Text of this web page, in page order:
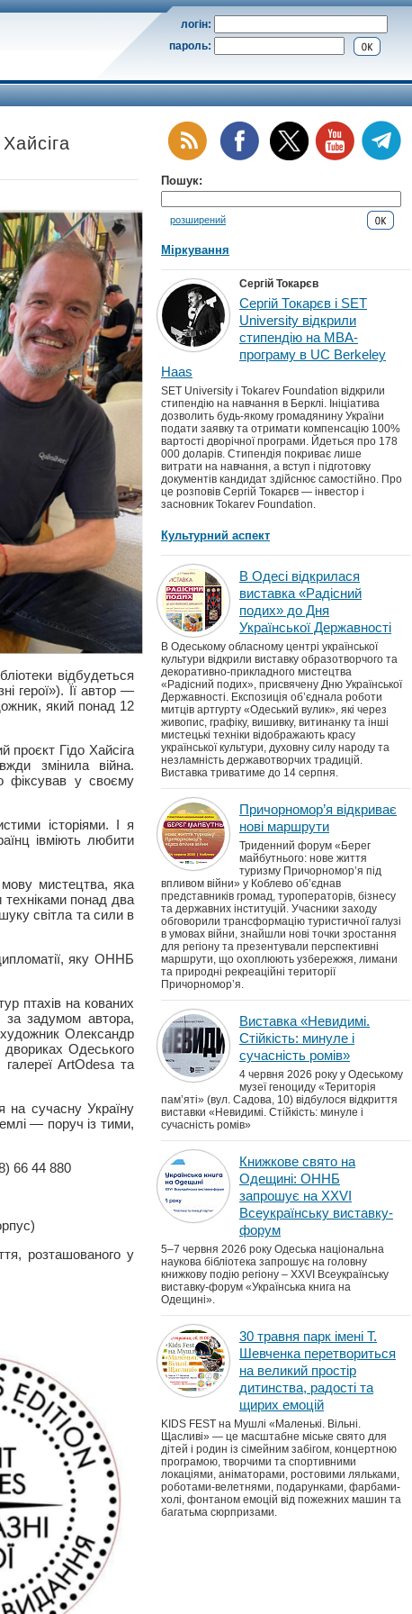
логін:
пароль:
відбудеться
герої»). Її автор —
який понад 12
проєкт Гідо Хайсіга
змінила війна.
фіксував у своєму
історіями. І я
івміють любити
мистецтва, яка
понад два
світла та сили в
яку ОННБ
птахів на кованих
за задумом автора,
Олександр
двориках Одеського
галереї ArtOdesa та
на сучасну Україну
— поруч із тими,
66 44 880
розташованого у
Пошук:
розширений
Міркування
Сергій Токарєв
Сергій Токарєв і SET
University відкрили
стипендію на MBA-
програму в UC Berkeley
Haas
SET University і Tokarev Foundation відкрили
стипендію на навчання в Берклі. Ініціатива
дозволить будь-якому громадянину України
подати заявку та отримати компенсацію 100%
вартості дворічної програми. Йдеться про 178
000 доларів. Стипендія покриває лише
витрати на навчання, а вступ і підготовку
документів кандидат здійснює самостійно. Про
це розповів Сергій Токарєв — інвестор і
засновник Tokarev Foundation.
Культурний аспект
В Одесі відкрилася
виставка «Радісний
подих» до Дня
Української Державності
В Одеському обласному центрі української
культури відкрили виставку образотворчого та
декоративно-прикладного мистецтва
«Радісний подих», присвячену Дню Української
Державності. Експозиція об’єднала роботи
митців артгурту «Одеський вулик», які через
живопис, графіку, вишивку, витинанку та інші
мистецькі техніки відображають красу
української культури, духовну силу народу та
незламність державотворчих традицій.
Виставка триватиме до 14 серпня.
Причорномор’я відкриває
нові маршрути
Триденний форум «Берег
майбутнього: нове життя
туризму Причорномор’я під
впливом війни» у Коблево об’єднав
представників громад, туроператорів, бізнесу
та державних інституцій. Учасники заходу
обговорили трансформацію туристичної галузі
в умовах війни, знайшли нові точки зростання
для регіону та презентували перспективні
маршрути, що охоплюють узбережжя, лимани
та природні рекреаційні території
Причорномор’я.
Виставка «Невидимі.
Стійкість: минуле і
сучасність ромів»
4 червня 2026 року у Одеському
музеї геноциду «Територія
пам’яті» (вул. Садова, 10) відбулося відкриття
виставки «Невидимі. Стійкість: минуле і
сучасність ромів»
Книжкове свято на
Одещині: ОННБ
запрошує на XXVI
Всеукраїнську виставку-
форум
5–7 червня 2026 року Одеська національна
наукова бібліотека запрошує на головну
книжкову подію регіону – XXVI Всеукраїнську
виставку-форум «Українська книга на
Одещині».
30 травня парк імені Т.
Шевченка перетвориться
на великий простір
дитинства, радості та
щирих емоцій
KIDS FEST на Мушлі «Маленькі. Вільні.
Щасливі» — це масштабне міське свято для
дітей і родин із сімейним забігом, концертною
програмою, творчими та спортивними
локаціями, аніматорами, ростовими ляльками,
роботами-велетнями, подарунками, фарбами-
холі, фонтаном емоцій від пожежних машин та
багатьма сюрпризами.